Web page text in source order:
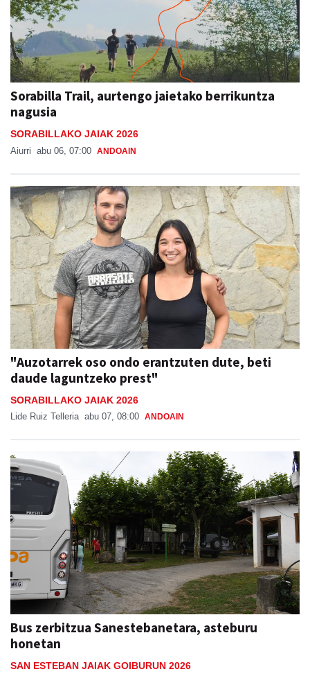
Sorabilla Trail, aurtengo jaietako berrikuntza
nagusia
SORABILLAKO JAIAK 2026
Aiurri abu 06, 07:00 ANDOAIN
"Auzotarrek oso ondo erantzuten dute, beti
daude laguntzeko prest"
SORABILLAKO JAIAK 2026
Lide Ruiz Telleria abu 07, 08:00 ANDOAIN
Bus zerbitzua Sanestebanetara, asteburu
honetan
SAN ESTEBAN JAIAK GOIBURUN 2026